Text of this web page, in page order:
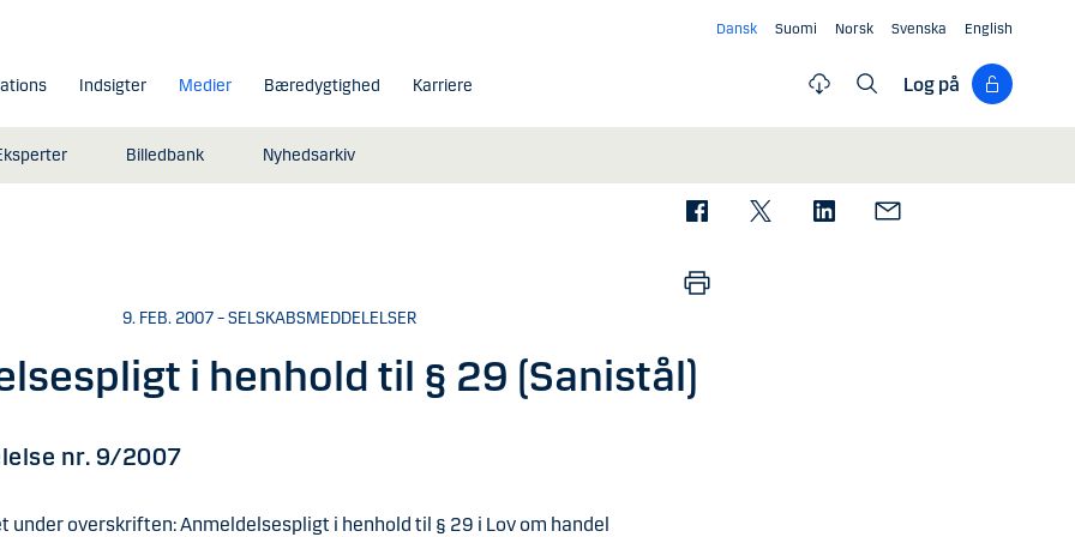
Dansk Suomi Norsk Svenska English
Indsigter Medier
Billedbank Nyhedsarkiv
Bæredygtighed Karriere Log på
9. FEB. 2007 – SELSKABSMEDDELELSER
i henhold til § 29 (Sanistål)
nr. 9/2007
under overskriften:Anmeldelsespligt i henhold til § 29 i Lov om handel